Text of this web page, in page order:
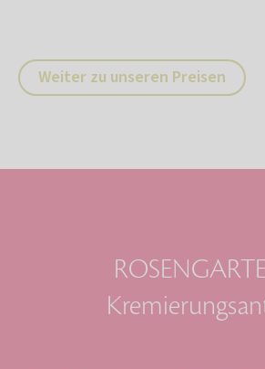
Weiter zu unseren Preisen